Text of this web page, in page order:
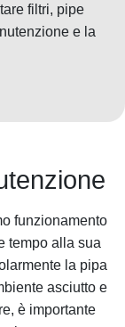
filtri, pipe
e la
funzionamento
tempo alla sua
la pipa
asciutto e
è importante